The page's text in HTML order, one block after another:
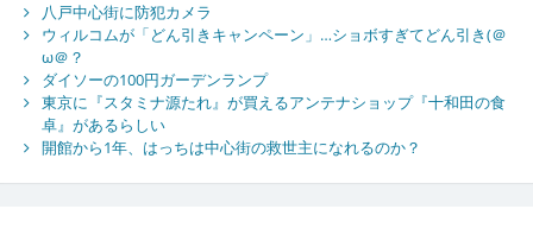
八戸中心街に防犯カメラ
ウィルコムが「どん引きキャンペーン」…ショボすぎてどん引き(＠
ω＠？
ダイソーの100円ガーデンランプ
東京に『スタミナ源たれ』が買えるアンテナショップ『十和田の食
卓』があるらしい
開館から1年、はっちは中心街の救世主になれるのか？